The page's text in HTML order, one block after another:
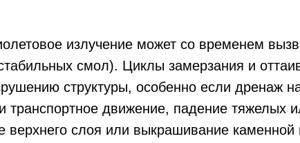
излучение может со временем
смол). Циклы замерзания и
структуры, особенно если дренаж
транспортное движение, падение тяжелых
верхнего слоя или выкрашивание каменной